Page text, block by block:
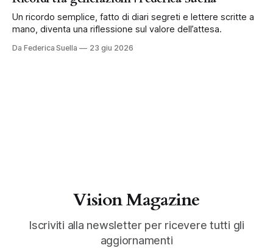
Un ricordo semplice, fatto di diari segreti e lettere scritte a
mano, diventa una riflessione sul valore dell’attesa.
Da Federica Suella 23 giu 2026
Vision Magazine
Iscriviti alla newsletter per ricevere tutti gli
aggiornamenti